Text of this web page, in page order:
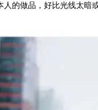
的做品，好比光线太暗